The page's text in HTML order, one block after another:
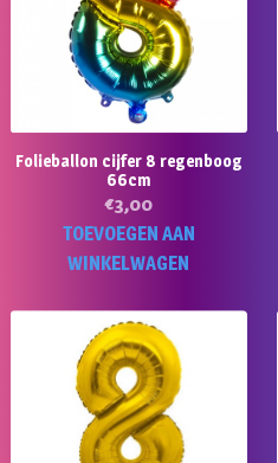
Folieballon cijfer 8 regenboog
66cm
€3,00
TOEVOEGEN AAN
WINKELWAGEN